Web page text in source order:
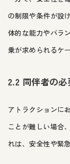
の制限や条件が設
体的な能力やバラ
乗が求められるケ
2.2 同伴者の
アトラクションに
ことが難しい場合
れは、安全性や緊